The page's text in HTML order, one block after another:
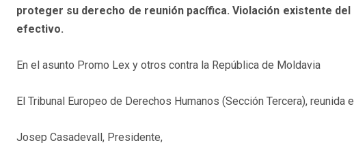
proteger su derecho de reunión pacífica. Violación existente
efectivo.
En el asunto Promo Lex y otros contra la República de Moldavia
El Tribunal Europeo de Derechos Humanos (Sección Tercera),
Josep Casadevall, Presidente,